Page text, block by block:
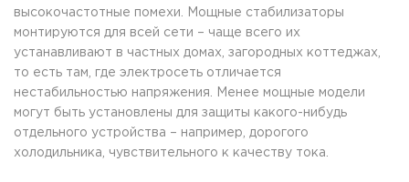
высокочастотные помехи. Мощные стабилизаторы
монтируются для всей сети – чаще всего их
устанавливают в частных домах, загородных коттеджах,
то есть там, где электросеть отличается
нестабильностью напряжения. Менее мощные модели
могут быть установлены для защиты какого-нибудь
отдельного устройства – например, дорогого
холодильника, чувствительного к качеству тока.